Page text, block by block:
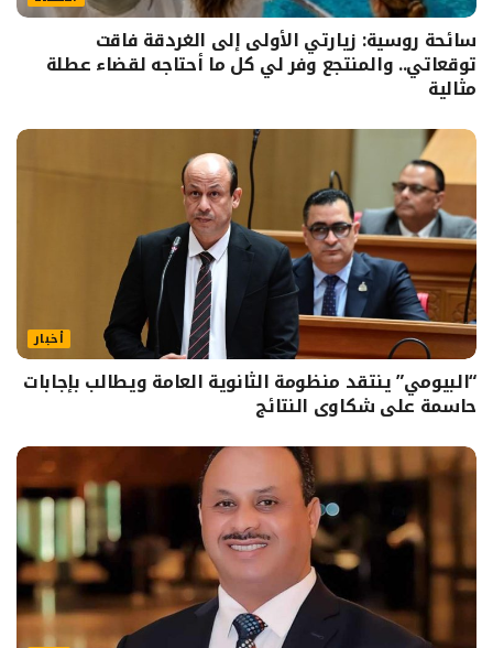
سائحة روسية: زيارتي الأولى إلى الغردقة فاقت
توقعاتي.. والمنتجع وفر لي كل ما أحتاجه لقضاء عطلة
مثالية
أخبار
“البيومي” ينتقد منظومة الثانوية العامة ويطالب بإجابات
حاسمة على شكاوى النتائج